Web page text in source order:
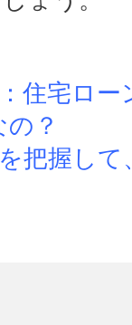
住宅ロー
？
把握して